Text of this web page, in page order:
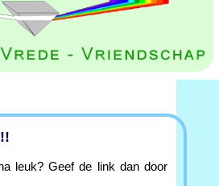
leuk? Geef de link dan door